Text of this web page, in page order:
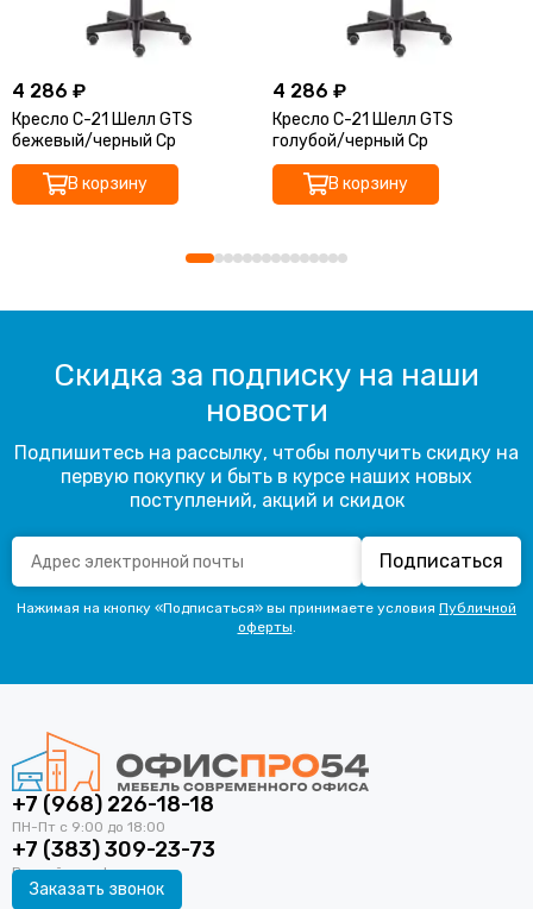
4 286 ₽
Кресло С-21 Шелл GTS
бежевый/черный Ср
В корзину
4 286 ₽
Кресло С-21 Шелл GTS
голубой/черный Ср
В корзину
Скидка за подписку на наши
новости
Подпишитесь на рассылку, чтобы получить скидку на
первую покупку и быть в курсе наших новых
поступлений, акций и скидок
Подписаться
Нажимая на кнопку «Подписаться» вы принимаете условия Публичной
оферты.
+7 (968) 226-18-18
+7 (383) 309-23-73
Заказать звонок